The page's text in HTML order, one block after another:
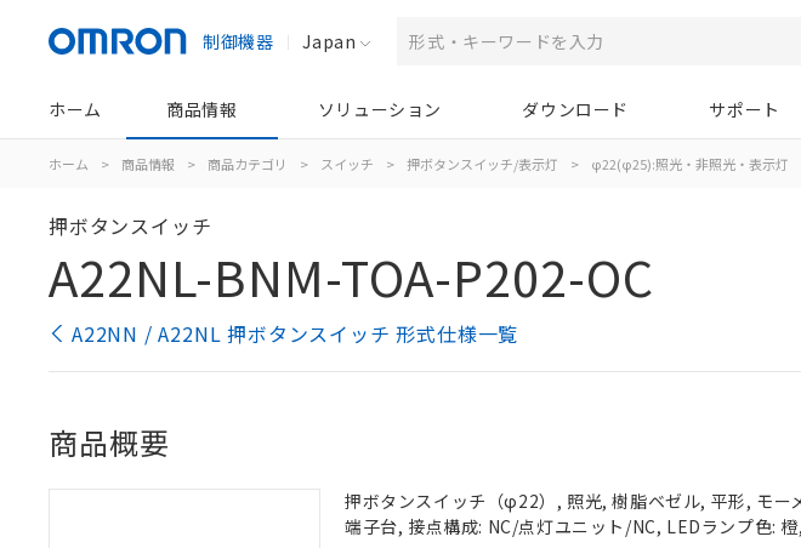
制御機器 Japan
ホーム 商品情報 ソリューション ダウンロード サポート
ホーム > 商品情報 > 商品カテゴリ > スイッチ > 押ボタンスイッチ/表示灯 > φ22(φ25):照光・非照光・表示灯
押ボタンスイッチ
A22NL-BNM-TOA-P202-OC
A22NN / A22NL 押ボタンスイッチ 形式仕様一覧
商品概要
押ボタンスイッチ（φ22）, 照光, 樹脂ベゼル, 平形, モ
端子台, 接点構成: NC/点灯ユニット/NC, LEDランプ色: